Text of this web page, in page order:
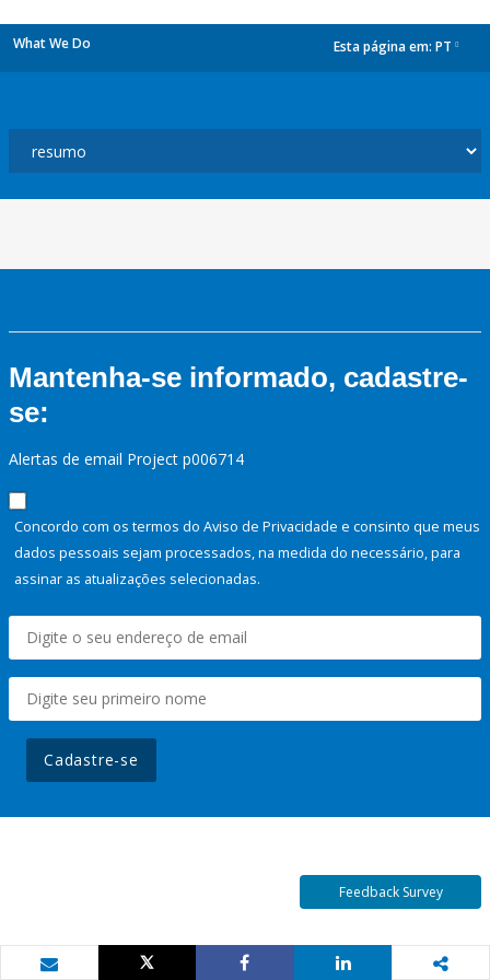
What We Do Esta página em: PT
Mantenha-se informado, cadastre-
se:
Alertas de email Project p006714
Concordo com os termos do Aviso de Privacidade e consinto que meus
dados pessoais sejam processados, na medida do necessário, para
assinar as atualizações selecionadas.
Cadastre-se
Feedback Survey